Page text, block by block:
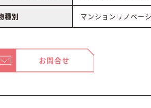
種別 マンションリノベー
お問合せ